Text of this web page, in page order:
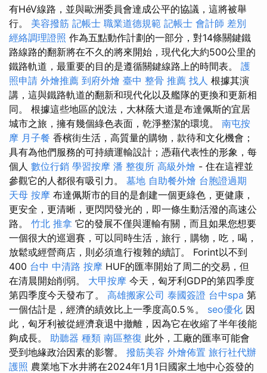
有HéV線路，並與歐洲委員會達成公平的協議，這將被舉
行。 美容撥筋 記帳士 職業道德規範 記帳士 會計師 差別
經絡調理證照 作為五點動作計劃的一部分，對14條關鍵鐵
路線路的翻新將在不久的將來開始，現代化大約500公里的
鐵路軌道，最重要的目的是遵循關鍵線路上的時間表。 護
照申請 外燴推薦 到府外燴 臺中 整骨 推薦 找人 根據其演
講，這與鐵路軌道的翻新和現代化以及艦隊的更換和更新相
同。 根據這些地區的說法，大林蔭大道是布達佩斯的宜居
城市之旅，擁有幾個綠色表面，乾淨整潔的環境。 南屯按
摩 月子餐 香檳街生活，高質量的購物，款待和文化機會；
具有為他們服務的可持續運輸設計；憑藉代表性的形象，每
個人 數位行銷 學習按摩 潘 整復所 高級外燴 - 住在這裡並
參觀它的人都很有吸引力。 墓地 自助餐外燴 台胞證過期
天母 按摩 布達佩斯市的目的是創建一個更綠色，更健康，
更安全，更清晰，更閃閃發光的，即一條生動活潑的高速公
路。 竹北 推拿 它的發展不僅與運輸有關，而且如果您想要
一個很大的巡迴賽，可以同時生活，旅行，購物，吃，喝，
放鬆或經營商店，則必須進行複雜的續訂。 Forint以不到
400 台中 中清路 按摩 HUF的匯率開始了周二的交易，但
在清晨開始削弱。 大甲按摩 今天，匈牙利GDP的第四季度
第四季度今天發布了。 高雄搬家公司 泰國簽證 台中spa 第
一個估計是，經濟的績效比上一季度高0.5％。 seo優化 因
此，匈牙利被從經濟衰退中撤離，因為它在收縮了半年後能
夠成長。 助聽器 種類 南區整復 此外，工廠的匯率可能會
受到地緣政治因素的影響。 撥筋美容 外燴佈置 旅行社代辦
護照 農業地下水井將在2024年1月1日國家土地中心簽發的